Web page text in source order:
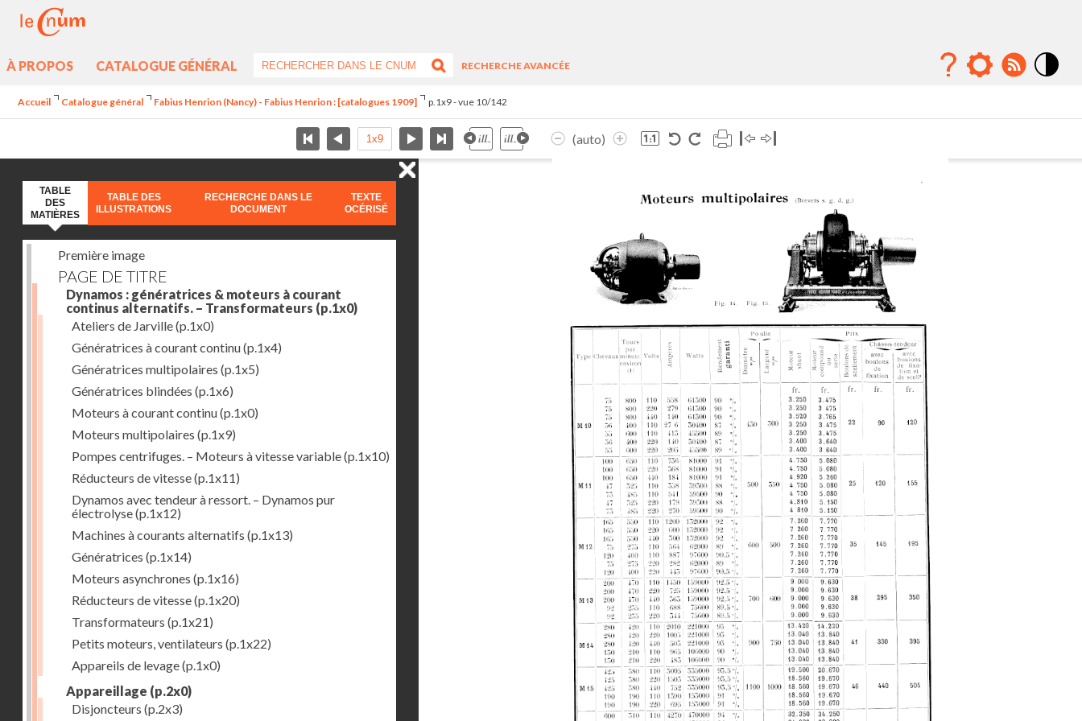
À PROPOS CATALOGUE GÉNÉRAL
RECHERCHE AVANCÉE
Accueil Catalogue général Fabius Henrion (Nancy) - Fabius Henrion : [catalogues 1909] p.1x9 - vue 10/142
(auto)
TABLE
DES
MATIÈRES
TABLE DES
ILLUSTRATIONS
RECHERCHE DANS LE
DOCUMENT
TEXTE
OCÉRISÉ
Première image
PAGE DE TITRE
Dynamos : génératrices & moteurs à courant
continus alternatifs. – Transformateurs (p.1x0)
Ateliers de Jarville(p.1x0)
Génératrices à courant continu(p.1x4)
Génératrices multipolaires (p.1x5)
Génératrices blindées (p.1x6)
Moteurs à courant continu(p.1x0)
Moteurs multipolaires (p.1x9)
Pompes centrifuges. – Moteurs à vitesse variable(p.1x10)
Réducteurs de vitesse(p.1x11)
Dynamos avec tendeur à ressort. – Dynamos pur
électrolyse(p.1x12)
Machines à courants alternatifs (p.1x13)
Génératrices (p.1x14)
Moteurs asynchrones (p.1x16)
Réducteurs de vitesse(p.1x20)
Transformateurs (p.1x21)
Petits moteurs, ventilateurs (p.1x22)
Appareils de levage(p.1x0)
Appareillage (p.2x0)
Disjoncteurs (p.2x3)